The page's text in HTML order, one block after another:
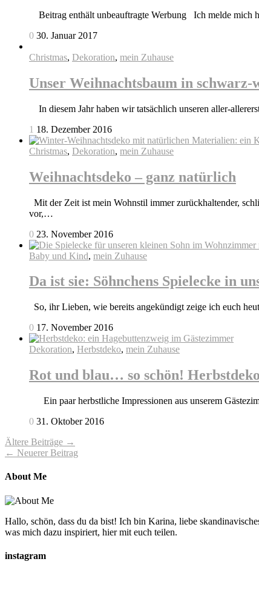
Beitrag enthält unbeauftragte Werbung Ich melde mich
0 30. Januar 2017
Christmas, Dekoration, mein Zuhause
Unser Weihnachtsbaum in
In diesem Jahr haben wir tatsächlich unseren aller-
1 18. Dezember 2016
Christmas, Dekoration, mein Zuhause
Weihnachtsdeko – ganz natürlich
Mit der Zeit ist mein Wohnstil immer zurückhaltender,
vor,…
0 23. November 2016
Baby und Kind, mein Zuhause
Da ist sie: Söhnchens Spielecke in
So, ihr Lieben, wie bereits angekündigt zeige ich euch
0 17. November 2016
Dekoration, Herbstdeko, mein Zuhause
Rot und blau… so schön!
Ein paar herbstliche Impressionen aus unserem
0 31. Oktober 2016
Ältere Beiträge →
← Neuerer Beitrag
About Me
Hallo, schön, dass du da bist! Ich bin Karina, liebe
was mich dazu inspiriert, hier mit euch teilen.
instagram